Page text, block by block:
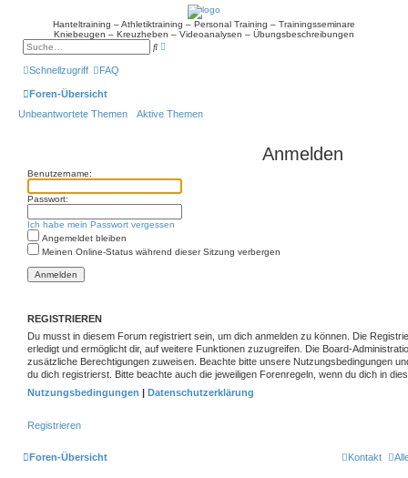
Hanteltraining – Athletiktraining – Personal Training – Trainingsseminare
Kniebeugen – Kreuzheben – Videoanalysen – Übungsbeschreibungen
S
r
e
Schnellzugriff FAQ
Foren-Übersicht
Unbeantwortete Themen
Aktive Themen
Anmelden
Benutzername:
Passwort:
Ich habe mein Passwort vergessen
Angemeldet bleiben
Meinen Online-Status während dieser Sitzung verbergen
REGISTRIEREN
Du musst in diesem Forum registriert sein, um dich anmelden zu können. Die
erledigt und ermöglicht dir, auf weitere Funktionen zuzugreifen. Die Board-
zusätzliche Berechtigungen zuweisen. Beachte bitte unsere Nutzungsbedingungen
du dich registrierst. Bitte beachte auch die jeweiligen Forenregeln, wenn du dich in
Nutzungsbedingungen | Datenschutzerklärung
Registrieren
Foren-Übersicht Kontakt